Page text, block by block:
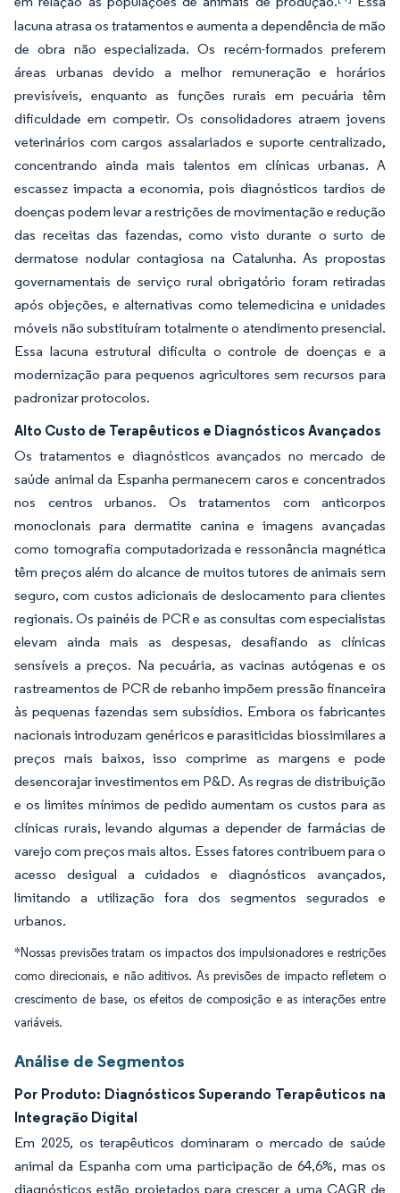
lacuna atrasa os tratamentos e aumenta a dependência de mão
de obra não especializada. Os recém-formados preferem
áreas urbanas devido a melhor remuneração e horários
previsíveis, enquanto as funções rurais em pecuária têm
dificuldade em competir. Os consolidadores atraem jovens
veterinários com cargos assalariados e suporte centralizado,
concentrando ainda mais talentos em clínicas urbanas. A
escassez impacta a economia, pois diagnósticos tardios de
doenças podem levar a restrições de movimentação e redução
das receitas das fazendas, como visto durante o surto de
dermatose nodular contagiosa na Catalunha. As propostas
governamentais de serviço rural obrigatório foram retiradas
após objeções, e alternativas como telemedicina e unidades
móveis não substituíram totalmente o atendimento presencial.
Essa lacuna estrutural dificulta o controle de doenças e a
modernização para pequenos agricultores sem recursos para
padronizar protocolos.
Alto Custo de Terapêuticos e Diagnósticos Avançados
Os tratamentos e diagnósticos avançados no mercado de
saúde animal da Espanha permanecem caros e concentrados
nos centros urbanos. Os tratamentos com anticorpos
monoclonais para dermatite canina e imagens avançadas
como tomografia computadorizada e ressonância magnética
têm preços além do alcance de muitos tutores de animais sem
seguro, com custos adicionais de deslocamento para clientes
regionais. Os painéis de PCR e as consultas com especialistas
elevam ainda mais as despesas, desafiando as clínicas
sensíveis a preços. Na pecuária, as vacinas autógenas e os
rastreamentos de PCR de rebanho impõem pressão financeira
às pequenas fazendas sem subsídios. Embora os fabricantes
nacionais introduzam genéricos e parasiticidas biossimilares a
preços mais baixos, isso comprime as margens e pode
desencorajar investimentos em P&D. As regras de distribuição
e os limites mínimos de pedido aumentam os custos para as
clínicas rurais, levando algumas a depender de farmácias de
varejo com preços mais altos. Esses fatores contribuem para o
acesso desigual a cuidados e diagnósticos avançados,
limitando a utilização fora dos segmentos segurados e
urbanos.
*Nossas previsões tratam os impactos dos impulsionadores e restrições
como direcionais, e não aditivos. As previsões de impacto refletem o
crescimento de base, os efeitos de composição e as interações entre
variáveis.
Análise de Segmentos
Por Produto: Diagnósticos Superando Terapêuticos na
Integração Digital
Em 2025, os terapêuticos dominaram o mercado de saúde
animal da Espanha com uma participação de 64,6%, mas os
diagnósticos estão projetados para crescer a uma CAGR de